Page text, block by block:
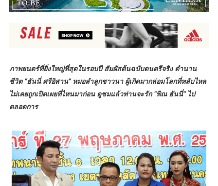
ภาพยนตร์ที่ยิ่งใหญ่ที่สุดในรอบปีสัมผัสต้นฉบับดนตรีจริง ตำนาน
ชีวิต "ฮันนี่ ศรีอิสาน" หมอลำลูกชาวนา ผู้เกิดมากล่อมโลกที่หลับไหล
ไม่เคยถูกเปิดเผยที่ไหนมาก่อน ดูชมแล้วท่านจะรัก "พิณ ฮันนี่" ไป
ตลอดการ